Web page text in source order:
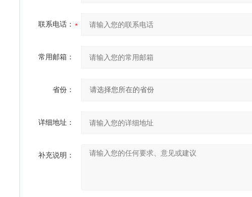
联系电话：
常用邮箱：
省份：
详细地址：
补充说明：